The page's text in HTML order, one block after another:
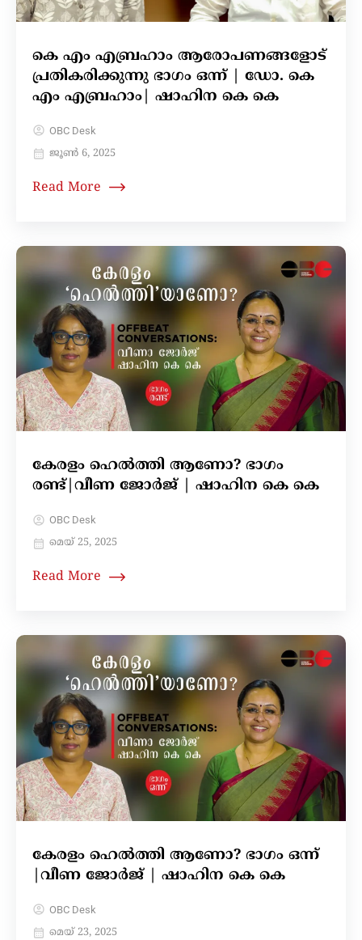
കെ എം എബ്രഹാം ആരോപണങ്ങളോട്
പ്രതികരിക്കുന്നു ഭാഗം ഒന്ന് | ഡോ. കെ
എം എബ്രഹാം| ഷാഹിന കെ കെ
OBC Desk
ജൂൺ 6, 2025
Read More
കേരളം ഹെൽത്തി ആണോ? ഭാഗം
രണ്ട്‌|വീണ ജോർജ് | ഷാഹിന കെ കെ
OBC Desk
മെയ്‌ 25, 2025
Read More
കേരളം ഹെൽത്തി ആണോ? ഭാഗം ഒന്ന്
|വീണ ജോർജ് | ഷാഹിന കെ കെ
OBC Desk
മെയ്‌ 23, 2025